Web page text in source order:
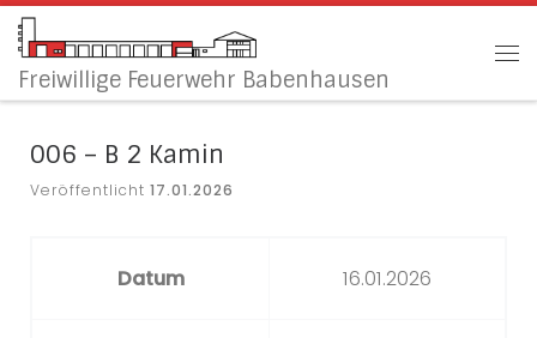
Zum Inhalt springen
Freiwillige Feuerwehr Babenhausen
006 – B 2 Kamin
Veröffentlicht 17.01.2026
Datum 16.01.2026